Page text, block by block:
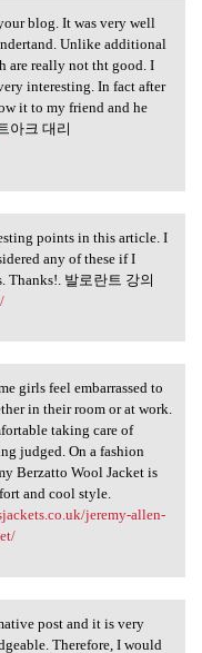
your
blog. It was very well
Unlike additional
are really not tht good. I
interesting. In fact after
it to my friend and he
아크 대리
points in this article. I
any of these if I
Thanks!. 발로란트 강의
some
girls feel embarrassed to
in their room or at work.
taking care of
judged. On a fashion
Berzatto Wool Jacket is
and cool style.
jeremy-allen-
post and it is very
Therefore, I would